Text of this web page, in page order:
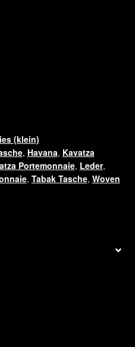
(klein)
, Havana, Kavatza
Portemonnaie, Leder,
, Tabak Tasche, Woven